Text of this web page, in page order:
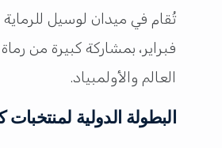
فبراير، بمشاركة كبيرة من
العالم والأولمبياد.
البطولة الدولية